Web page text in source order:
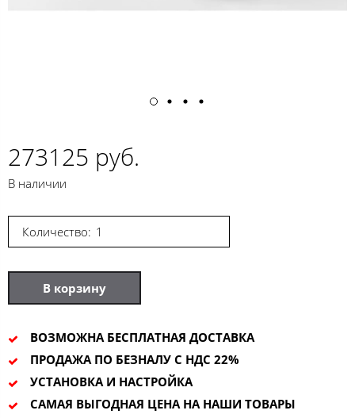
273125 руб.
В наличии
Количество:
В корзину
ВОЗМОЖНА БЕСПЛАТНАЯ ДОСТАВКА
ПРОДАЖА ПО БЕЗНАЛУ С НДС 22%
УСТАНОВКА И НАСТРОЙКА
САМАЯ ВЫГОДНАЯ ЦЕНА НА НАШИ ТОВАРЫ